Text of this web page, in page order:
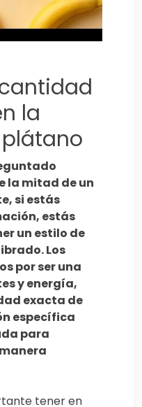
la
la mitad de un
si estás
estás
un estilo de
Los
por ser una
y energía,
exacta de
específica
para
tener en